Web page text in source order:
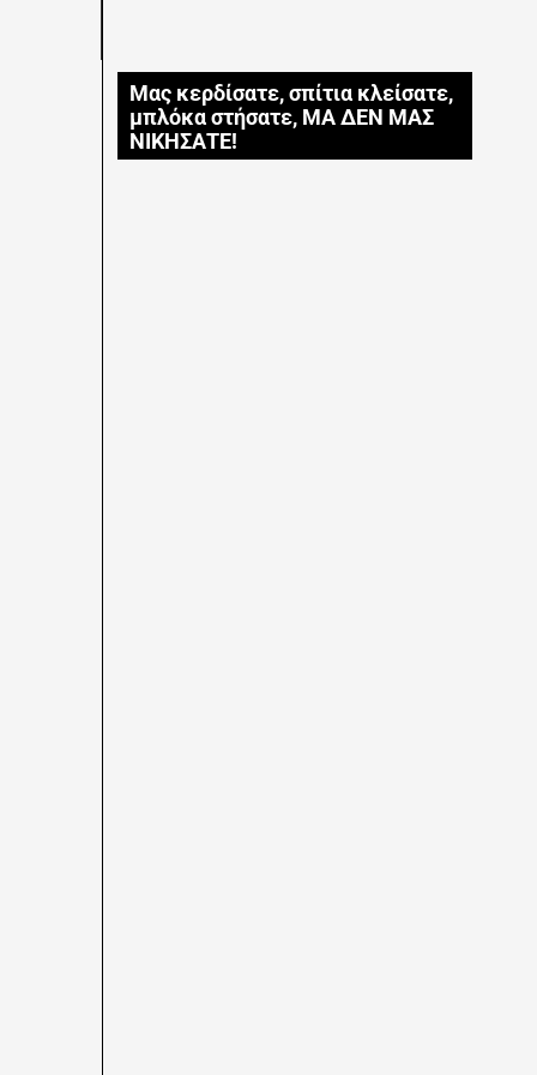
Μας κερδίσατε, σπίτια κλείσατε,
μπλόκα στήσατε, ΜΑ ΔΕΝ ΜΑΣ
ΝΙΚΗΣΑΤΕ!